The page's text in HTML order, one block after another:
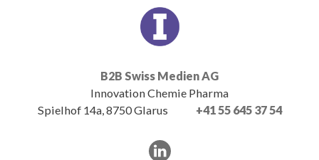
B2B Swiss Medien AG
Innovation Chemie Pharma
Spielhof 14a, 8750 Glarus
+41 55 645 37 54